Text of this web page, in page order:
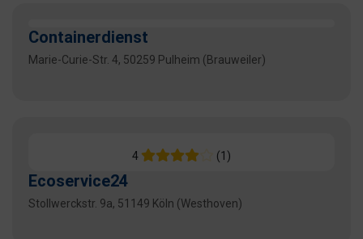
Containerdienst
Marie-Curie-Str. 4, 50259 Pulheim (Brauweiler)
4 (1)
Ecoservice24
Stollwerckstr. 9a, 51149 Köln (Westhoven)